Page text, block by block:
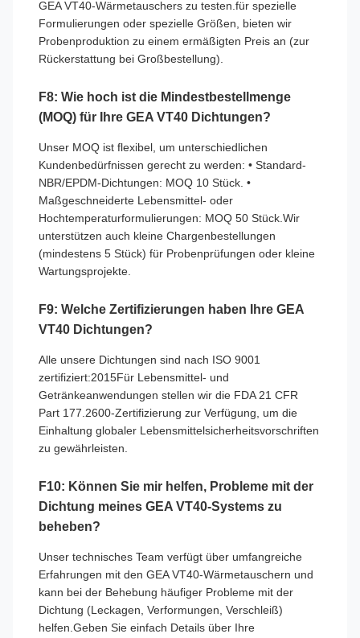
GEA VT40-Wärmetauschers zu testen.für spezielle
Formulierungen oder spezielle Größen, bieten wir
Probenproduktion zu einem ermäßigten Preis an (zur
Rückerstattung bei Großbestellung).
F8: Wie hoch ist die Mindestbestellmenge
(MOQ) für Ihre GEA VT40 Dichtungen?
Unser MOQ ist flexibel, um unterschiedlichen
Kundenbedürfnissen gerecht zu werden: • Standard-
NBR/EPDM-Dichtungen: MOQ 10 Stück. •
Maßgeschneiderte Lebensmittel- oder
Hochtemperaturformulierungen: MOQ 50 Stück.Wir
unterstützen auch kleine Chargenbestellungen
(mindestens 5 Stück) für Probenprüfungen oder kleine
Wartungsprojekte.
F9: Welche Zertifizierungen haben Ihre GEA
VT40 Dichtungen?
Alle unsere Dichtungen sind nach ISO 9001
zertifiziert:2015Für Lebensmittel- und
Getränkeanwendungen stellen wir die FDA 21 CFR
Part 177.2600-Zertifizierung zur Verfügung, um die
Einhaltung globaler Lebensmittelsicherheitsvorschriften
zu gewährleisten.
F10: Können Sie mir helfen, Probleme mit der
Dichtung meines GEA VT40-Systems zu
beheben?
Unser technisches Team verfügt über umfangreiche
Erfahrungen mit den GEA VT40-Wärmetauschern und
kann bei der Behebung häufiger Probleme mit der
Dichtung (Leckagen, Verformungen, Verschleiß)
helfen.Geben Sie einfach Details über Ihre